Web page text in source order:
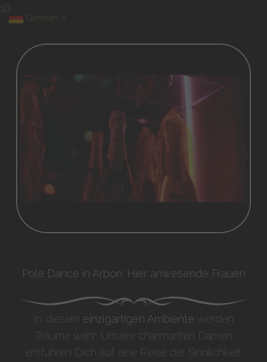
10
Pole Dance in Arbon: Hier anwesende Frauen
In diesem einzigartigen Ambiente werden
Träume wahr. Unsere charmanten Damen
entführen Dich auf eine Reise der Sinnlichkeit.
German